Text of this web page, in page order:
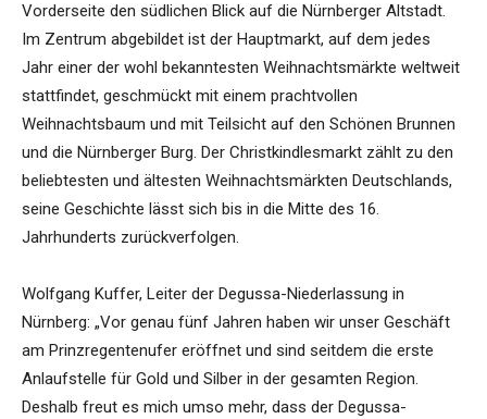
Vorderseite den südlichen Blick auf die Nürnberger Altstadt.
Im Zentrum abgebildet ist der Hauptmarkt, auf dem jedes
Jahr einer der wohl bekanntesten Weihnachtsmärkte weltweit
stattfindet, geschmückt mit einem prachtvollen
Weihnachtsbaum und mit Teilsicht auf den Schönen Brunnen
und die Nürnberger Burg. Der Christkindlesmarkt zählt zu den
beliebtesten und ältesten Weihnachtsmärkten Deutschlands,
seine Geschichte lässt sich bis in die Mitte des 16.
Jahrhunderts zurückverfolgen.
Wolfgang Kuffer, Leiter der Degussa-Niederlassung in
Nürnberg: „Vor genau fünf Jahren haben wir unser Geschäft
am Prinzregentenufer eröffnet und sind seitdem die erste
Anlaufstelle für Gold und Silber in der gesamten Region.
Deshalb freut es mich umso mehr, dass der Degussa-